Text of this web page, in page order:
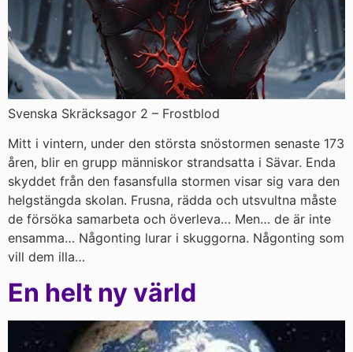
Svenska Skräcksagor 2 – Frostblod
Mitt i vintern, under den största snöstormen senaste 173
åren, blir en grupp människor strandsatta i Sävar. Enda
skyddet från den fasansfulla stormen visar sig vara den
helgstängda skolan. Frusna, rädda och utsvultna måste
de försöka samarbeta och överleva… Men… de är inte
ensamma… Någonting lurar i skuggorna. Någonting som
vill dem illa…
En helt ny värld